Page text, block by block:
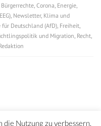
Bürgerrechte, Corona, Energie,
, Newsletter, Klima und
Deutschland (AfD), Freiheit,
und Migration, Recht,
die Nutzung zu verbessern.